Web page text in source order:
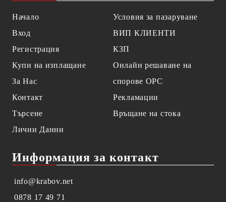
Начало
Вход
Регистрация
Купи на изплащане
За Нас
Контакт
Търсене
Лични Данни
Условия за пазаруване
ВИП КЛИЕНТИ
КЗП
Онлайн решаване на
спорове OPC
Рекламации
Връщане на стока
Информация за контакт
info@krabov.net
0878 17 49 71